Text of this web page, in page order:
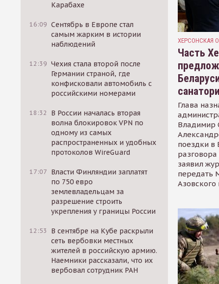
Карабахе
16:09 Сентябрь в Европе стал
самым жарким в истории
наблюдений
12:39 Чехия стала второй после
Германии страной, где
конфисковали автомобиль с
российскими номерами
18:32
В России началась вторая
волна блокировок VPN по
одному из самых
распространенных и удобных
протоколов WireGuard
17:07 Власти Финляндии заплатят
по 750 евро
землевладельцам за
разрешение строить
укрепления у границы России
12:53
В сентябре на Кубе раскрыли
сеть вербовки местных
жителей в российскую армию.
Наемники рассказали, что их
вербовал сотрудник РАН
ХЕРСОНСКАЯ
Часть
Глава
Владимир
поездки в
заявил
передать